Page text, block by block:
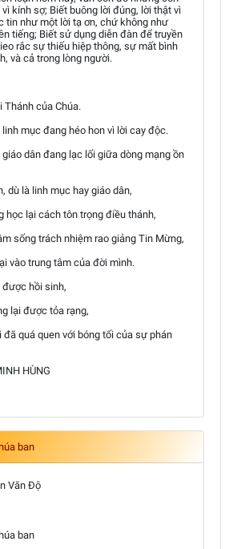
kính sợ; Biết buông lời đúng, lời thật vì
tin như một lời tạ ơn, chứ không như
tiếng; Biết sử dụng diễn đàn để truyền
rắc sự thiếu hiệp thông, sự mất bình
và cả trong lòng người.
Thánh của Chúa.
mục đang héo hon vì lời cay độc.
dân đang lạc lối giữa dòng mạng ồn
dù là linh mục hay giáo dân,
học lại cách tôn trọng điều thánh,
sống trách nhiệm rao giảng Tin Mừng,
vào trung tâm của đời mình.
hồi sinh,
lại được tỏa rạng,
đã quá quen với bóng tối của sự phán
HÙNG
ban
Văn Độ
ban